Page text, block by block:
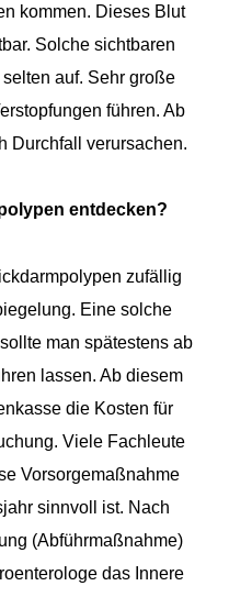
kommen. Dieses Blut
Solche sichtbaren
auf. Sehr große
führen. Ab
Durchfall verursachen.
entdecken?
zufällig
Eine solche
man spätestens ab
lassen. Ab diesem
die Kosten für
Viele Fachleute
Vorsorgemaßnahme
sinnvoll ist. Nach
(Abführmaßnahme)
das Innere